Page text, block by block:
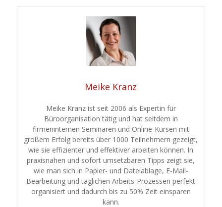
Meike Kranz
Meike Kranz ist seit 2006 als Expertin für
Büroorganisation tätig und hat seitdem in
firmeninternen Seminaren und Online-Kursen mit
großem Erfolg bereits über 1000 Teilnehmern gezeigt,
wie sie effizienter und effektiver arbeiten können. In
praxisnahen und sofort umsetzbaren Tipps zeigt sie,
wie man sich in Papier- und Dateiablage, E-Mail-
Bearbeitung und täglichen Arbeits-Prozessen perfekt
organisiert und dadurch bis zu 50% Zeit einsparen
kann.